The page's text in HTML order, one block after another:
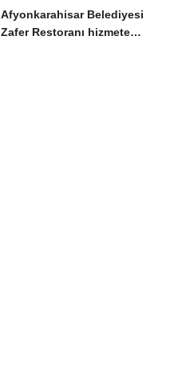
Afyonkarahisar Belediyesi
Zafer Restoranı hizmete